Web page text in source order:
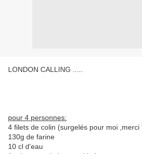
LONDON CALLING .....
pour 4 personnes:
4 filets de colin (surgelés pour moi ,merci
130g de farine
10 cl d'eau